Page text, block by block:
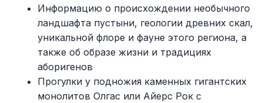
Информацию о происхождении необычного
ландшафта пустыни, геологии древних скал,
уникальной флоре и фауне этого региона, а
также об образе жизни и традициях
аборигенов
Прогулки у подножия каменных гигантских
монолитов Олгас или Айерс Рок с